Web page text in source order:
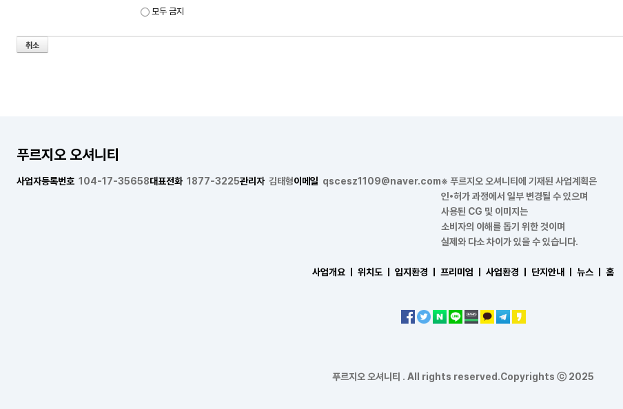
모두 금지
취소
푸르지오 오셔니티
사업자등록번호 104-17-35658대표전화 1877-3225관리자 김태형이메일 qscesz1109@naver.com※ 푸르지오 오셔니티에 기재된 사업계획은
인•허가 과정에서 일부 변경될 수 있으며
사용된 CG 및 이미지는
소비자의 이해를 돕기 위한 것이며
실제와 다소 차이가 있을 수 있습니다.
사업개요 ㅣ 위치도 ㅣ 입지환경 ㅣ 프리미엄 ㅣ 사업환경 ㅣ 단지안내 ㅣ 뉴스 ㅣ 홈
푸르지오 오셔니티 . All rights reserved.Copyrights ⓒ 2025